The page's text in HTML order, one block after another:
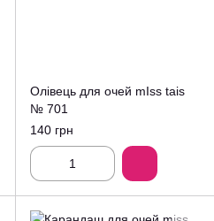
Олівець для очей mIss tais
№ 701
140 грн